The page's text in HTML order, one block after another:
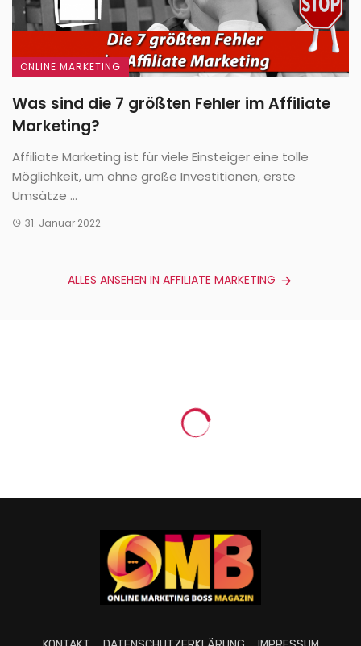
ONLINE MARKETING
Was sind die 7 größten Fehler im Affiliate
Marketing?
Affiliate Marketing ist für viele Einsteiger eine tolle
Möglichkeit, um ohne große Investitionen, erste
Umsätze ...
31. Januar 2022
ALLES ANSEHEN IN AFFILIATE MARKETING